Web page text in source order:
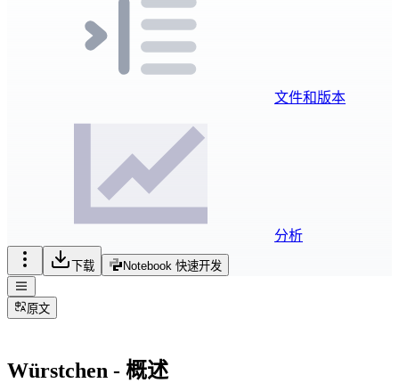
文件和版本
分析
下载 Notebook 快速开发
原文
Würstchen - 概述